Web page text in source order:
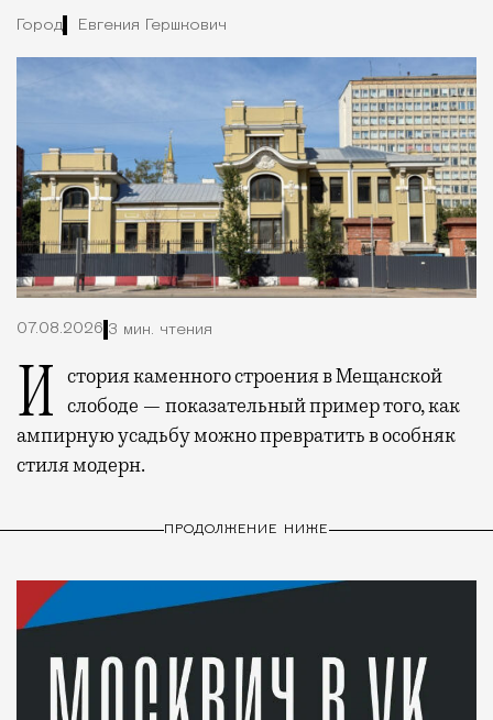
Город Евгения Гершкович
07.08.2026 3 мин. чтения
История каменного строения в Мещанской слободе — показательный пример того, как
ампирную усадьбу можно превратить в особняк
стиля модерн.
ПРОДОЛЖЕНИЕ НИЖЕ